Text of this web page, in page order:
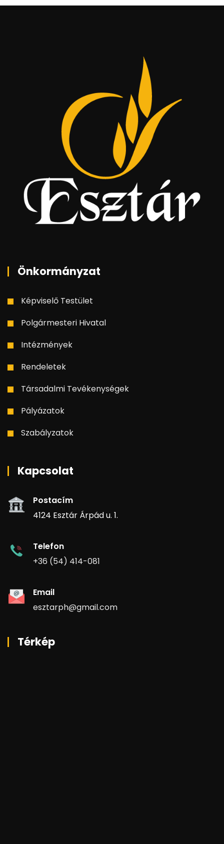
Önkormányzat
Képviselő Testület
Polgármesteri Hivatal
Intézmények
Rendeletek
Társadalmi Tevékenységek
Pályázatok
Szabályzatok
Kapcsolat
Postacím
4124 Esztár Árpád u. 1.
Telefon
+36 (54) 414-081
Email
esztarph@gmail.com
Térkép